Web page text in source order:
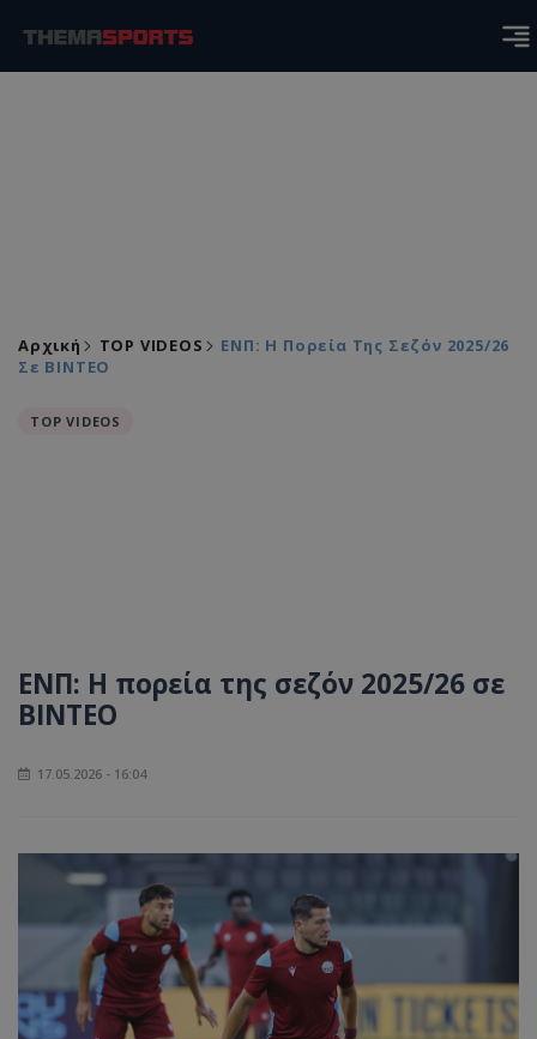
Αρχική TOP VIDEOS
ΕΝΠ: Η Πορεία Της Σεζόν 2025/26
Σε ΒΙΝΤΕΟ
TOP VIDEOS
ΕΝΠ: Η πορεία της σεζόν 2025/26 σε
ΒΙΝΤΕΟ
17.05.2026 - 16:04